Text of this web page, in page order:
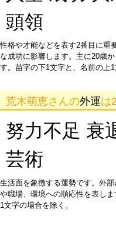
頭領
性格や才能などを表す2番目に重
な成功に影響します。主に20歳
す。苗字の下1文字と、名前の上1
荒木萌恵さんの外運は
努力不足 衰
芸術
生活面を象徴する運勢です。外
や職場、環境への順応性を表し
1文字の場合を除く。